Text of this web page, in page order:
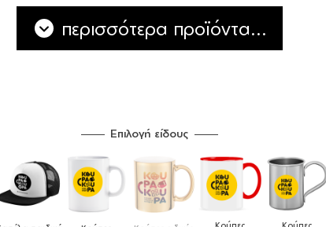
περισσότερα προϊόντα...
Επιλογή είδους